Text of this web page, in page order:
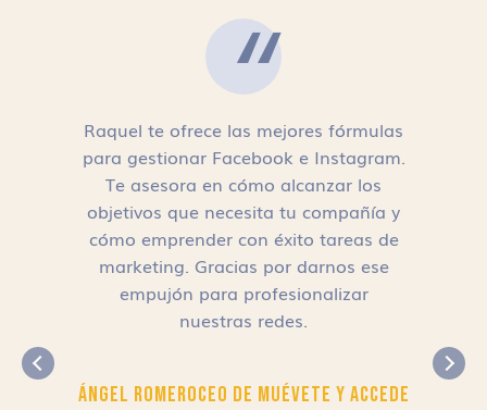
Raquel te ofrece las mejores fórmulas
para gestionar Facebook e Instagram.
Te asesora en cómo alcanzar los
objetivos que necesita tu compañía y
cómo emprender con éxito tareas de
marketing. Gracias por darnos ese
empujón para profesionalizar
nuestras redes.
Ángel RomeroCEO de Muévete y Accede